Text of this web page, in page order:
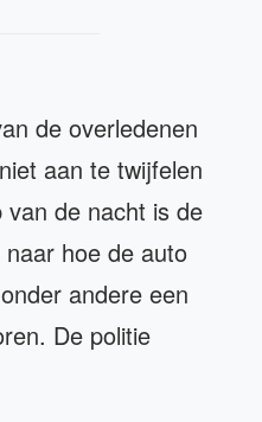
de overledenen
aan te twijfelen
de nacht is de
hoe de auto
andere een
De politie